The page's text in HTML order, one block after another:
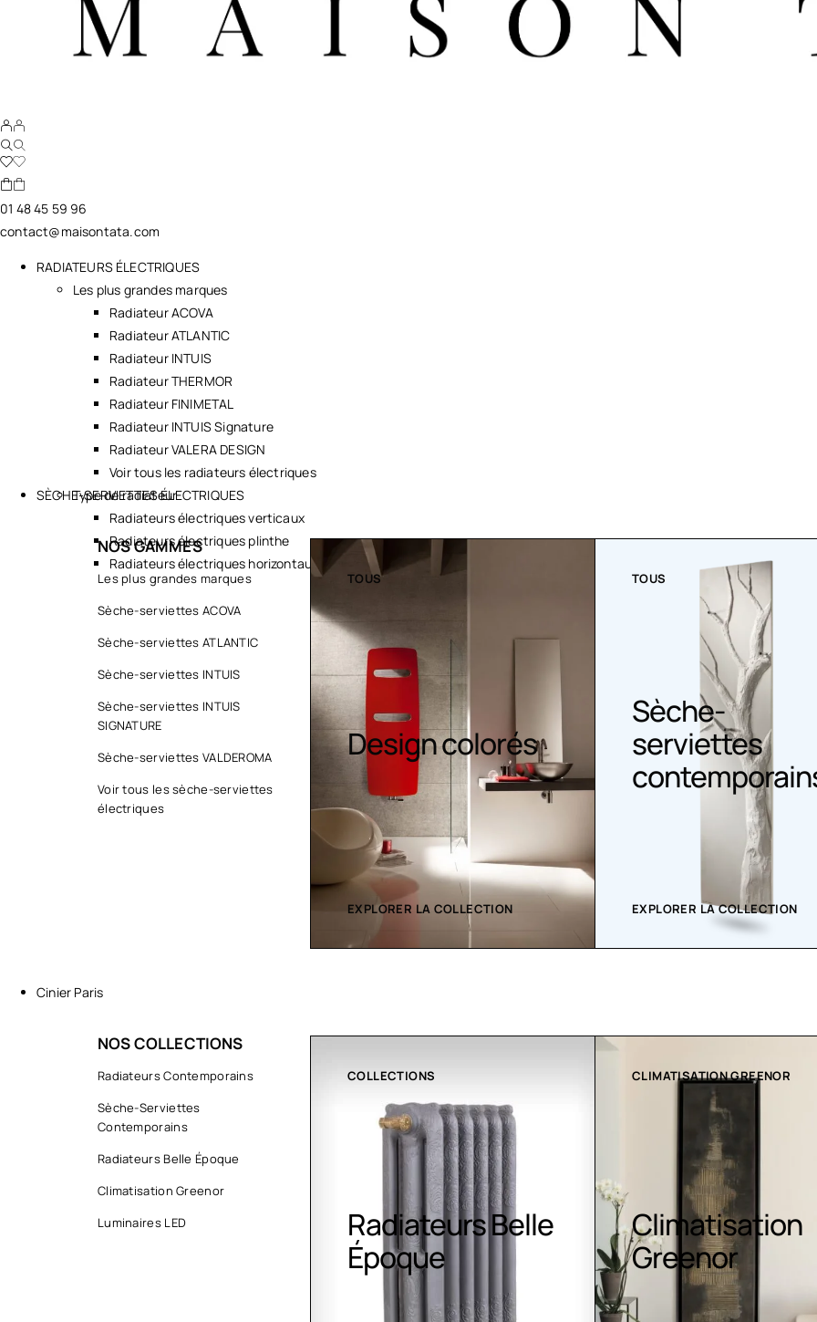
01 48 45 59 96
contact@maisontata.com
RADIATEURS ÉLECTRIQUES
Les plus grandes marques
Radiateur ACOVA
Radiateur ATLANTIC
Radiateur INTUIS
Radiateur THERMOR
Radiateur FINIMETAL
Radiateur INTUIS Signature
Radiateur VALERA DESIGN
Voir tous les radiateurs électriques
Type de radiateur
Radiateurs électriques verticaux
Radiateurs électriques plinthe
Radiateurs électriques horizontaux
SÈCHE-SERVIETTES ÉLECTRIQUES
NOS GAMMES
Les plus grandes marques
Sèche-serviettes ACOVA
Sèche-serviettes ATLANTIC
Sèche-serviettes INTUIS
Sèche-serviettes INTUIS
SIGNATURE
Sèche-serviettes VALDEROMA
Voir tous les sèche-serviettes
électriques
Sèche serviette
TOUS
Design colorés
EXPLORER LA COLLECTION
TOUS
Sèche-
serviettes
EXPLORER LA COLLECTION
Cinier Paris
NOS COLLECTIONS
Radiateurs Contemporains
Sèche-Serviettes
Contemporains
Radiateurs Belle Époque
Climatisation Greenor
Luminaires LED
COLLECTIONS
Radiateurs Belle
CLIMATISATION GREENOR
Climatisation
Greenor
COLLECTION LT
Luminaires LED